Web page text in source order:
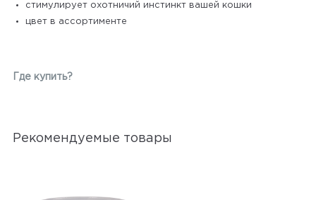
стимулирует охотничий инстинкт вашей кошки
цвет в ассортименте
Где купить?
Рекомендуемые товары